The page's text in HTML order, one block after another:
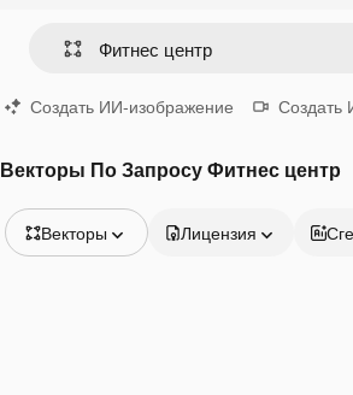
Создать ИИ-изображение Создать
Векторы По Запросу Фитнес центр
Векторы Лицензия